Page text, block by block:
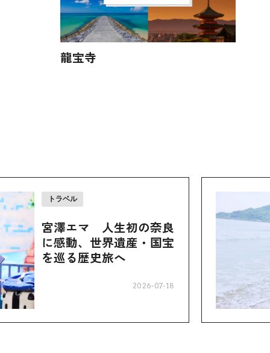
龍宝寺
トラベル
宮澤エマ 人生初の奈良
に感動、世界遺産・国宝
を巡る歴史旅へ
2026-07-18